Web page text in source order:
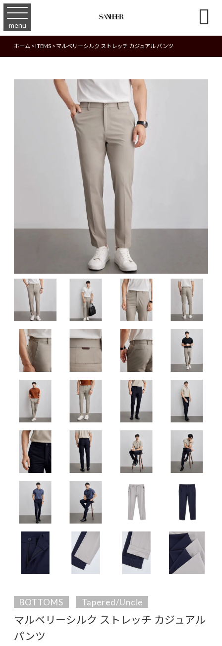
menu 
ホーム>ITEMS>マルベリーシルク ストレッチ カジュアル パンツ
BOTTOMS Tapered/Uncle
マルベリーシルク ストレッチ カジュアル
パンツ